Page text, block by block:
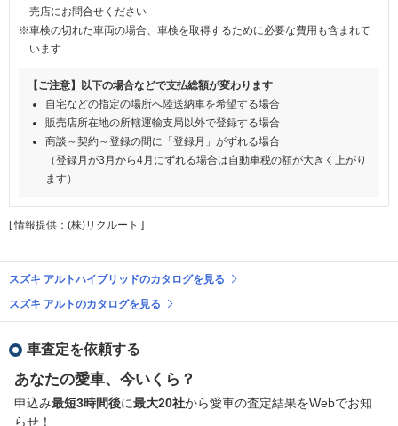
売店にお問合せください
※車検の切れた車両の場合、車検を取得するために必要な費用も含まれて
います
【ご注意】以下の場合などで支払総額が変わります
自宅などの指定の場所へ陸送納車を希望する場合
販売店所在地の所轄運輸支局以外で登録する場合
商談～契約～登録の間に「登録月」がずれる場合
（登録月が3月から4月にずれる場合は自動車税の額が大きく上がり
ます）
[ 情報提供：(株)リクルート ]
スズキ アルトハイブリッドのカタログを見る
スズキ アルトのカタログを見る
車査定を依頼する
あなたの愛車、今いくら？
申込み最短3時間後に最大20社から愛車の査定結果をWebでお知
らせ！